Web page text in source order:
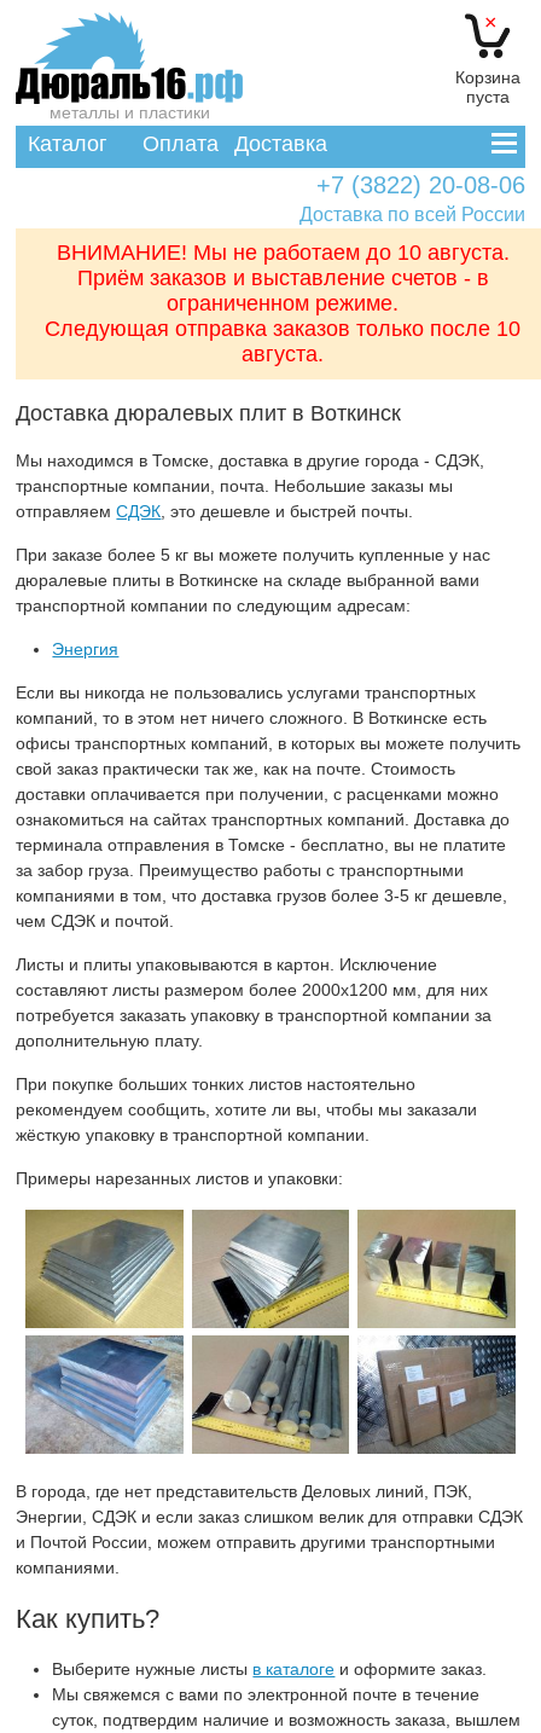
Доставка по всей России
×
Корзина
пуста
+7 (3822) 20-08-06
металлы и пластики
Каталог Оплата Доставка
ВНИМАНИЕ! Мы не работаем до 10 августа.
Приём заказов и выставление счетов - в
ограниченном режиме.
Следующая отправка заказов только после 10
августа.
Доставка дюралевых плит в Воткинск
Мы находимся в Томске, доставка в другие города - СДЭК,
транспортные компании, почта. Небольшие заказы мы
отправляемСДЭК , это дешевле и быстрей почты.
При заказе более 5 кг вы можете получить купленные у нас
дюралевые плиты в Воткинске на складе выбранной вами
транспортной компании по следующим адресам:
Энергия
Если вы никогда не пользовались услугами транспортных
компаний, то в этом нет ничего сложного. В Воткинске есть
офисы транспортных компаний, в которых вы можете получить
свой заказ практически так же, как на почте. Стоимость
доставки оплачивается при получении, с расценками можно
ознакомиться на сайтах транспортных компаний. Доставка до
терминала отправления в Томске - бесплатно, вы не платите
за забор груза. Преимущество работы с транспортными
компаниями в том, что доставка грузов более 3-5 кг дешевле,
чем СДЭК и почтой.
Листы и плиты упаковываются в картон. Исключение
составляют листы размером более 2000х1200 мм, для них
потребуется заказать упаковку в транспортной компании за
дополнительную плату.
При покупке больших тонких листов настоятельно
рекомендуем сообщить, хотите ли вы, чтобы мы заказали
жёсткую упаковку в транспортной компании.
Примеры нарезанных листов и упаковки:
В города, где нет представительств Деловых линий, ПЭК,
Энергии, СДЭК и если заказ слишком велик для отправки СДЭК
и Почтой России, можем отправить другими транспортными
компаниями.
Как купить?
Выберите нужные листы в каталоге и оформите заказ.
Мы свяжемся с вами по электронной почте в течение
суток, подтвердим наличие и возможность заказа, вышлем